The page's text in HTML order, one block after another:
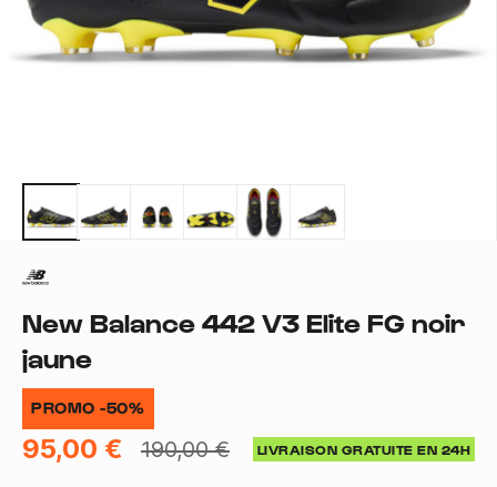
New Balance 442 V3 Elite FG noir
jaune
PROMO -50%
95,00 € 190,00 € LIVRAISON GRATUITE EN 24H